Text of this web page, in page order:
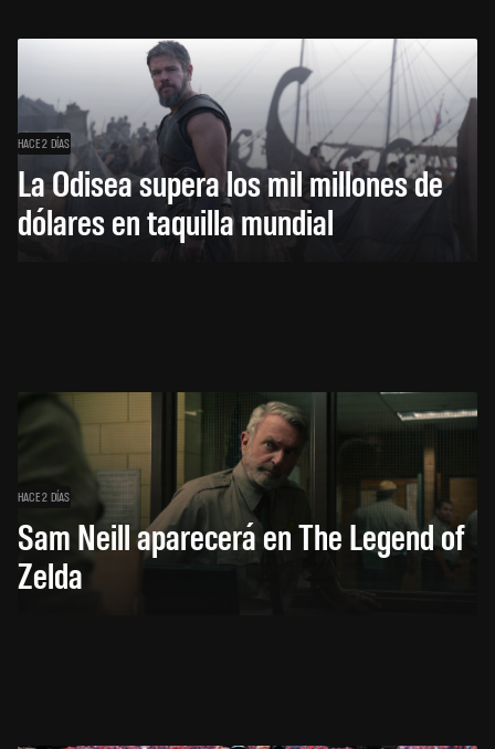
HACE 2 DÍAS
La Odisea supera los mil millones de
dólares en taquilla mundial
HACE 2 DÍAS
Sam Neill aparecerá en The Legend of
Zelda